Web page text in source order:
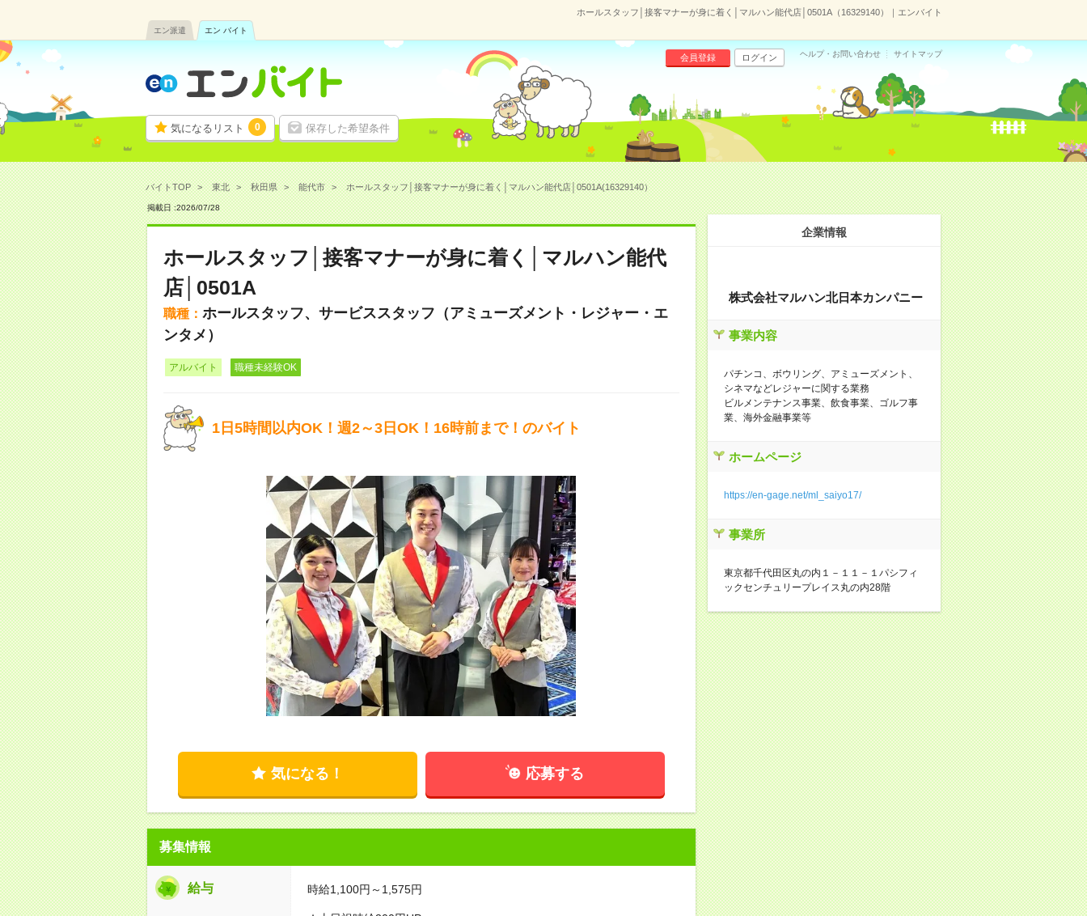
ホールスタッフ│接客マナーが身に着く│マルハン能代店│0501A（16329140）｜エンバイト
エン派遣 エン バイト
気になるリスト 0 保存した希望条件
会員登録 ログイン ヘルプ・お問い合わせ サイトマップ
バイトTOP 東北 秋田県 能代市 ホールスタッフ│接客マナーが身に着く│マルハン能代店│0501A(16329140）
掲載日 :2026/07/28
ホールスタッフ│接客マナーが身に着く│マルハン能代
店│0501A
職種： ホールスタッフ、サービススタッフ（アミューズメント・レジャー・エ
ンタメ）
アルバイト 職種未経験OK
1日5時間以内OK！週2～3日OK！16時前まで！のバイト
気になる！ 応募する
募集情報
給与 時給1,100円～1,575円
企業情報
株式会社マルハン北日本カンパニー
事業内容
パチンコ、ボウリング、アミューズメント、
シネマなどレジャーに関する業務
ビルメンテナンス事業、飲食事業、ゴルフ事
業、海外金融事業等
ホームページ
https://en-gage.net/ml_saiyo17/
事業所
東京都千代田区丸の内１－１１－１パシフィ
ックセンチュリープレイス丸の内28階